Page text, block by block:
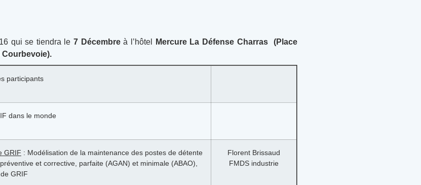
qui se tiendra le7 Décembreà l’hôtel Mercure La Défense Charras
(Place
Courbevoie).
participants
dans le monde
GRIF : Modélisation de la maintenance des postes de détente
et corrective, parfaite (AGAN) et minimale (ABAO),
GRIF
Florent Brissaud
FMDS industrie